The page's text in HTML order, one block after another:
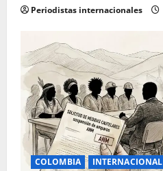
Periodistas internacionales
COLOMBIA INTERNACIONAL